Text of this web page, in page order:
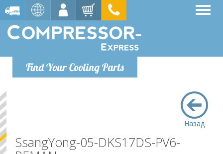
Find Your Cooling Parts
Назад
SsangYong-05-DKS17DS-PV6-